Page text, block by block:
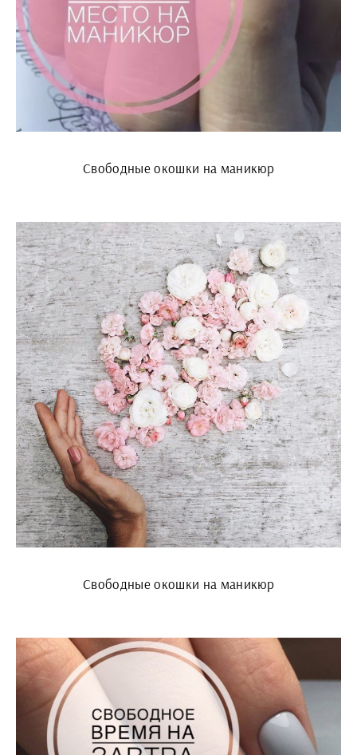
Свободные окошки на маникюр
Свободные окошки на маникюр